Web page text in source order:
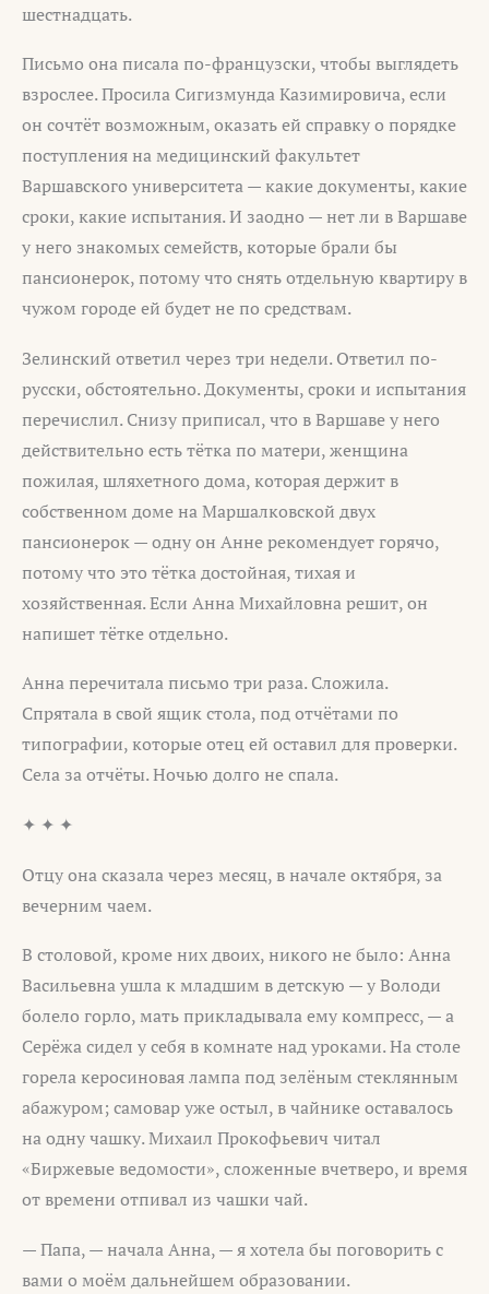
шестнадцать.
Письмо она писала по-французски, чтобы выглядеть
взрослее. Просила Сигизмунда Казимировича, если
он сочтёт возможным, оказать ей справку о порядке
поступления на медицинский факультет
Варшавского университета — какие документы, какие
сроки, какие испытания. И заодно — нет ли в Варшаве
у него знакомых семейств, которые брали бы
пансионерок, потому что снять отдельную квартиру в
чужом городе ей будет не по средствам.
Зелинский ответил через три недели. Ответил по-
русски, обстоятельно. Документы, сроки и испытания
перечислил. Снизу приписал, что в Варшаве у него
действительно есть тётка по матери, женщина
пожилая, шляхетного дома, которая держит в
собственном доме на Маршалковской двух
пансионерок — одну он Анне рекомендует горячо,
потому что это тётка достойная, тихая и
хозяйственная. Если Анна Михайловна решит, он
напишет тётке отдельно.
Анна перечитала письмо три раза. Сложила.
Спрятала в свой ящик стола, под отчётами по
типографии, которые отец ей оставил для проверки.
Села за отчёты. Ночью долго не спала.
✦ ✦ ✦
Отцу она сказала через месяц, в начале октября, за
вечерним чаем.
В столовой, кроме них двоих, никого не было: Анна
Васильевна ушла к младшим в детскую — у Володи
болело горло, мать прикладывала ему компресс, — а
Серёжа сидел у себя в комнате над уроками. На столе
горела керосиновая лампа под зелёным стеклянным
абажуром; самовар уже остыл, в чайнике оставалось
на одну чашку. Михаил Прокофьевич читал
«Биржевые ведомости», сложенные вчетверо, и время
от времени отпивал из чашки чай.
— Папа, — начала Анна, — я хотела бы поговорить с
вами о моём дальнейшем образовании.